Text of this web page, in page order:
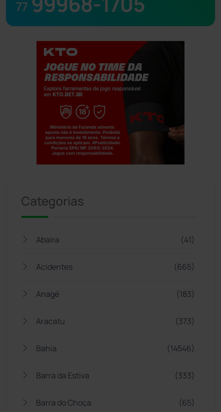
77
Categorias
Abaíra (41)
Acidentes (665)
Anagé (183)
Aracatu (373)
Bahia (14546)
Barra da Estiva (333)
Barra do Choça (65)